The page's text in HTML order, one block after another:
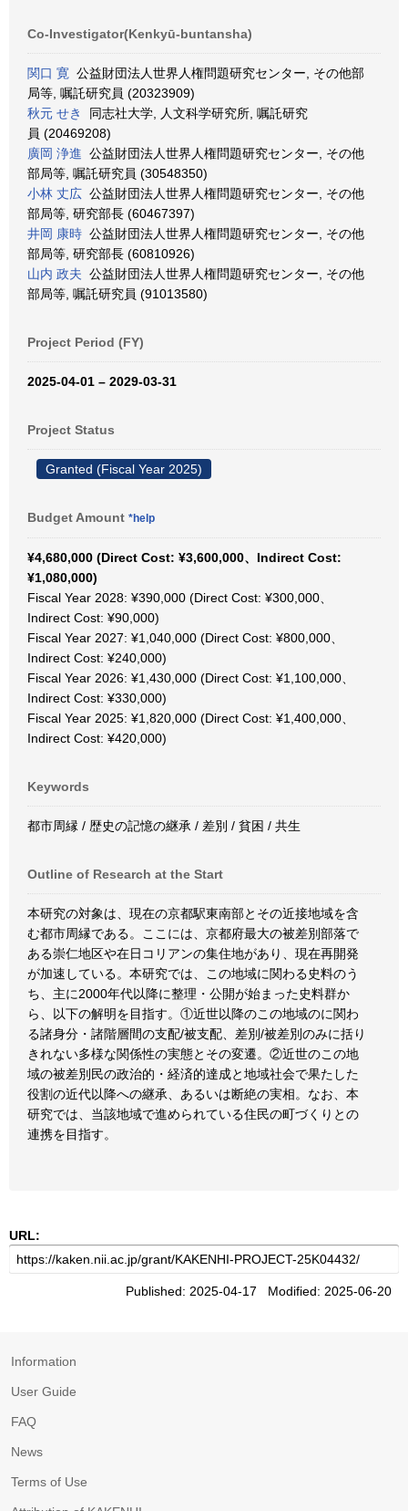
Co-Investigator(Kenkyū-buntansha)
関口 寛 公益財団法人世界人権問題研究センター, その他部
局等, 嘱託研究員 (20323909)
秋元 せき
同志社大学, 人文科学研究所, 嘱託研究
員 (20469208)
廣岡 浄進 公益財団法人世界人権問題研究センター, その他
部局等, 嘱託研究員 (30548350)
小林 丈広 公益財団法人世界人権問題研究センター, その他
部局等, 研究部長 (60467397)
井岡 康時 公益財団法人世界人権問題研究センター, その他
部局等, 研究部長 (60810926)
山内 政夫 公益財団法人世界人権問題研究センター, その他
部局等, 嘱託研究員 (91013580)
Project Period (FY)
2025-04-01 – 2029-03-31
Project Status
Granted (Fiscal Year 2025)
Budget Amount *help
¥4,680,000 (Direct Cost: ¥3,600,000、Indirect Cost:
¥1,080,000)
Fiscal Year 2028: ¥390,000 (Direct Cost: ¥300,000、
Indirect Cost: ¥90,000)
Fiscal Year 2027: ¥1,040,000 (Direct Cost: ¥800,000、
Indirect Cost: ¥240,000)
Fiscal Year 2026: ¥1,430,000 (Direct Cost: ¥1,100,000、
Indirect Cost: ¥330,000)
Fiscal Year 2025: ¥1,820,000 (Direct Cost: ¥1,400,000、
Indirect Cost: ¥420,000)
Keywords
都市周縁 / 歴史の記憶の継承 / 差別 / 貧困 / 共生
Outline of Research at the Start
本研究の対象は、現在の京都駅東南部とその近接地域を含
む都市周縁である。ここには、京都府最大の被差別部落で
ある崇仁地区や在日コリアンの集住地があり、現在再開発
が加速している。本研究では、この地域に関わる史料のう
ち、主に2000年代以降に整理・公開が始まった史料群か
ら、以下の解明を目指す。①近世以降のこの地域のに関わ
る諸身分・諸階層間の支配/被支配、差別/被差別のみに括り
きれない多様な関係性の実態とその変遷。②近世のこの地
域の被差別民の政治的・経済的達成と地域社会で果たした
役割の近代以降への継承、あるいは断絶の実相。なお、本
研究では、当該地域で進められている住民の町づくりとの
連携を目指す。
URL:
Published: 2025-04-17 Modified: 2025-06-20
Information
User Guide
FAQ
News
Terms of Use